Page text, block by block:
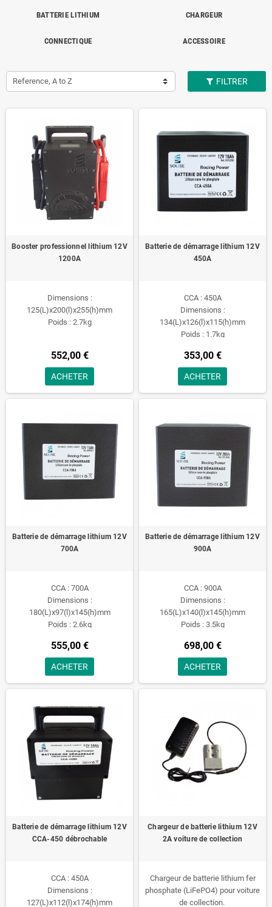
BATTERIE LITHIUM CHARGEUR
CONNECTIQUE ACCESSOIRE
Reference, A to Z FILTRER
Booster professionnel lithium 12V
1200A
Dimensions :
125(L)x200(l)x255(h)mm
Poids : 2.7kg
552,00 €
ACHETER
Batterie de démarrage lithium 12V
450A
CCA : 450A
Dimensions :
134(L)x126(l)x115(h)mm
Poids : 1.7kg
353,00 €
ACHETER
Batterie de démarrage lithium 12V
700A
CCA : 700A
Dimensions :
180(L)x97(l)x145(h)mm
Poids : 2.6kg
555,00 €
ACHETER
Batterie de démarrage lithium 12V
900A
CCA : 900A
Dimensions :
165(L)x140(l)x145(h)mm
Poids : 3.5kg
698,00 €
ACHETER
Batterie de démarrage lithium 12V
CCA-450 débrochable
CCA : 450A
Dimensions :
127(L)x112(l)x174(h)mm
Chargeur de batterie lithium 12V
2A voiture de collection
Chargeur de batterie lithium fer
phosphate (LiFePO4) pour voiture
de collection.